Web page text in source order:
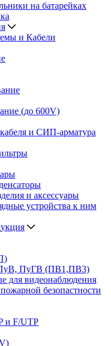
на батарейках
и Кабели
(до 600V)
и СИП-арматура
и аксессуары
устройства к ним
ПуВ, ПуГВ (ПВ1,ПВ3)
для видеонаблюдения
безопастности
и F/UTP